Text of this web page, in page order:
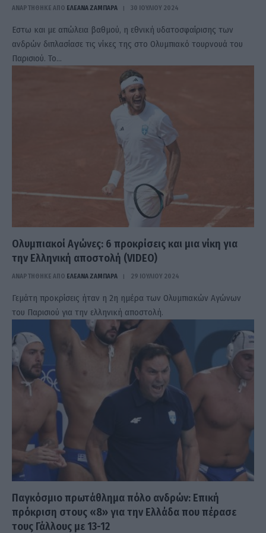
ΑΝΑΡΤΗΘΗΚΕ ΑΠΟ ΕΛΕΑΝΑ ΖΑΜΠΑΡΑ 30 ΙΟΥΛΊΟΥ 2024
Εστω και με απώλεια βαθμού, η εθνική υδατοσφαίρισης των
ανδρών διπλασίασε τις νίκες της στο Ολυμπιακό τουρνουά του
Παρισιού. Το…
Ολυμπιακοί Αγώνες: 6 προκρίσεις και μια νίκη για
την Ελληνική αποστολή (VIDEO)
ΑΝΑΡΤΗΘΗΚΕ ΑΠΟ ΕΛΕΑΝΑ ΖΑΜΠΑΡΑ 29 ΙΟΥΛΊΟΥ 2024
Γεμάτη προκρίσεις ήταν η 2η ημέρα των Ολυμπιακών Αγώνων
του Παρισιού για την ελληνική αποστολή.
Παγκόσμιο πρωτάθλημα πόλο ανδρών: Επική
πρόκριση στους «8» για την Ελλάδα που πέρασε
τους Γάλλους με 13-12